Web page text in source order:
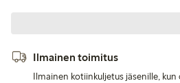
Ilmainen toimitus
Ilmainen kotiinkuljetus jäsenille,